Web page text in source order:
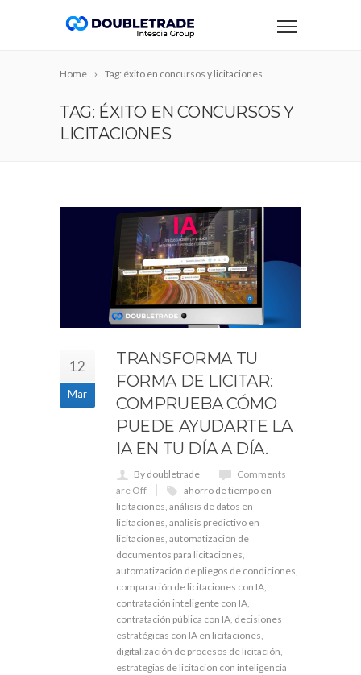
Home Tag: éxito en concursos y licitaciones
TAG: ÉXITO EN CONCURSOS Y
LICITACIONES
12
Mar
TRANSFORMA TU
FORMA DE LICITAR:
COMPRUEBA CÓMO
PUEDE AYUDARTE LA
IA EN TU DÍA A DÍA.
By doubletrade
Comments
are Off
ahorro de tiempo en
licitaciones, análisis de datos en
licitaciones, análisis predictivo en
licitaciones, automatización de
documentos para licitaciones,
automatización de pliegos de condiciones,
comparación de licitaciones con IA,
contratación inteligente con IA,
contratación pública con IA, decisiones
estratégicas con IA en licitaciones,
digitalización de procesos de licitación,
estrategias de licitación con inteligencia